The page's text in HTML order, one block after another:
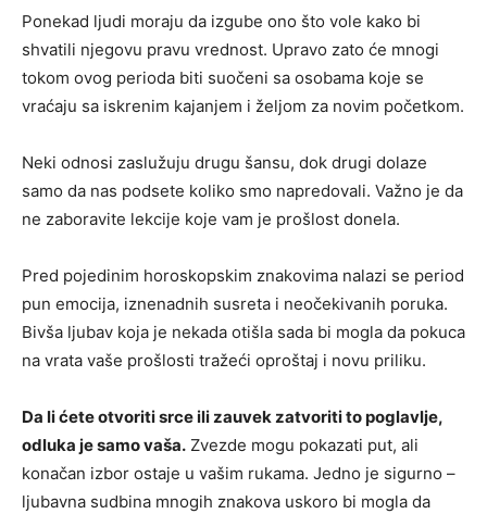
Ponekad ljudi moraju da izgube ono što vole kako bi
shvatili njegovu pravu vrednost. Upravo zato će mnogi
tokom ovog perioda biti suočeni sa osobama koje se
vraćaju sa iskrenim kajanjem i željom za novim početkom.
Neki odnosi zaslužuju drugu šansu, dok drugi dolaze
samo da nas podsete koliko smo napredovali. Važno je da
ne zaboravite lekcije koje vam je prošlost donela.
Pred pojedinim horoskopskim znakovima nalazi se period
pun emocija, iznenadnih susreta i neočekivanih poruka.
Bivša ljubav koja je nekada otišla sada bi mogla da pokuca
na vrata vaše prošlosti tražeći oproštaj i novu priliku.
Da li ćete otvoriti srce ili zauvek zatvoriti to poglavlje,
odluka je samo vaša. Zvezde mogu pokazati put, ali
konačan izbor ostaje u vašim rukama. Jedno je sigurno –
ljubavna sudbina mnogih znakova uskoro bi mogla da